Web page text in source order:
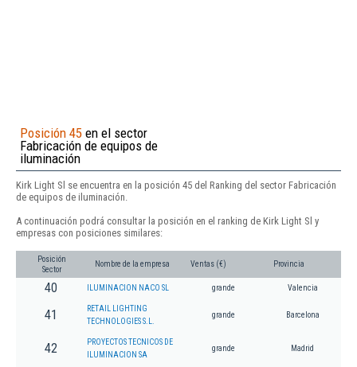
Posición 45 en el sector
Fabricación de equipos de
iluminación
Kirk Light Sl se encuentra en la posición 45 del Ranking del sector Fabricación
de equipos de iluminación.
A continuación podrá consultar la posición en el ranking de Kirk Light Sl y
empresas con posiciones similares:
Posición
Sector
Nombre de la empresa Ventas (€) Provincia
40 ILUMINACION NACO SL grande Valencia
41
RETAIL LIGHTING
TECHNOLOGIES S.L.
grande Barcelona
42
PROYECTOS TECNICOS DE
ILUMINACION SA
grande Madrid